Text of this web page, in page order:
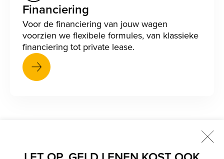
Financiering
Voor de financiering van jouw wagen
voorzien we flexibele formules, van klassieke
financiering tot private lease.